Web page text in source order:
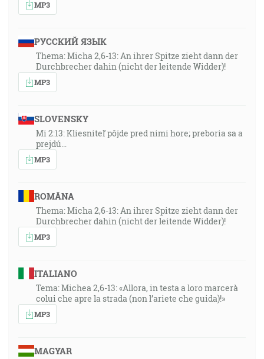
MP3
РУССКИЙ ЯЗЫК
Thema: Micha 2,6-13: An ihrer Spitze zieht dann der
Durchbrecher dahin (nicht der leitende Widder)!
MP3
SLOVENSKY
Mi 2:13: Kliesniteľ pôjde pred nimi hore; preboria sa a
prejdú…
MP3
ROMÂNA
Thema: Micha 2,6-13: An ihrer Spitze zieht dann der
Durchbrecher dahin (nicht der leitende Widder)!
MP3
ITALIANO
Tema: Michea 2,6-13: «Allora, in testa a loro marcerà
colui che apre la strada (non l’ariete che guida)!»
MP3
MAGYAR